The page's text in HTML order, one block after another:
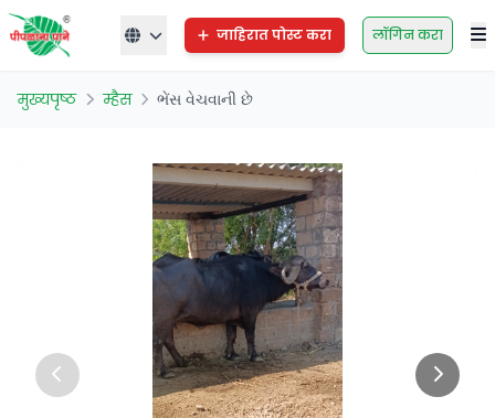
जाहिरात पोस्ट करा लॉगिन करा
मुख्यपृष्ठ म्हैस ભેંસ વેચવાની છે